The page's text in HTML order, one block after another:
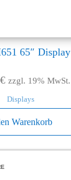
65″ Display
€ zzgl. 19% MwSt.
Displays
Warenkorb